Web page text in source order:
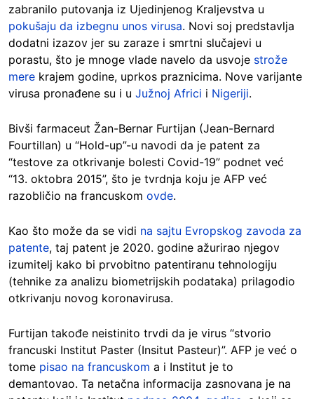
zabranilo putovanja iz Ujedinjenog Kraljevstva u
pokušaju da izbegnu unos virusa. Novi soj predstavlja
dodatni izazov jer su zaraze i smrtni slučajevi u
porastu, što je mnoge vlade navelo da usvoje strože
mere krajem godine, uprkos praznicima. Nove varijante
virusa pronađene su i u Južnoj Africi i Nigeriji.
Bivši farmaceut Žan-Bernar Furtijan (Jean-Bernard
Fourtillan) u “Hold-up”-u navodi da je patent za
“testove za otkrivanje bolesti Covid-19” podnet već
“13. oktobra 2015”, što je tvrdnja koju je AFP već
razobličio na francuskom ovde.
Kao što može da se vidi na sajtu Evropskog zavoda za
patente, taj patent je 2020. godine ažurirao njegov
izumitelj kako bi prvobitno patentiranu tehnologiju
(tehnike za analizu biometrijskih podataka) prilagodio
otkrivanju novog koronavirusa.
Furtijan takođe neistinito trvdi da je virus “stvorio
francuski Institut Paster (Insitut Pasteur)”. AFP je već o
tome pisao na francuskom a i Institut je to
demantovao. Ta netačna informacija zasnovana je na